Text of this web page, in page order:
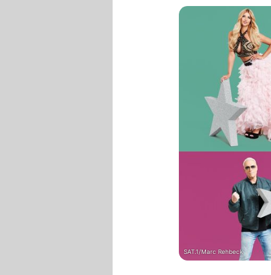
SAT.1/Marc Rehbeck